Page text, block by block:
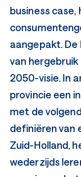
business
aangepakt.
van hergebruik
2050-visie. In
provincie een
met de
definiëren van
Zuid-Holland,
wederzijds